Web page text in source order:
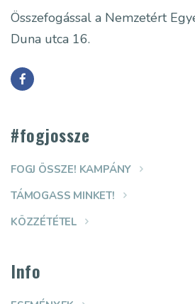
Összefogással a Nemzetért
Duna utca 16.
#fogjossze
FOGJ ÖSSZE! KAMPÁNY
TÁMOGASS MINKET!
KÖZZÉTÉTEL
Info